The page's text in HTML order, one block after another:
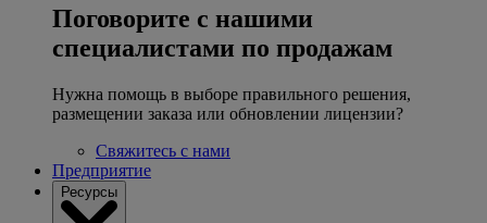
Поговорите с нашими
специалистами по продажам
Нужна помощь в выборе правильного решения,
размещении заказа или обновлении лицензии?
Свяжитесь с нами
Предприятие
Ресурсы